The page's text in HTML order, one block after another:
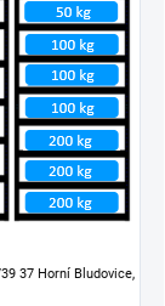
37 Horní Bludovice,